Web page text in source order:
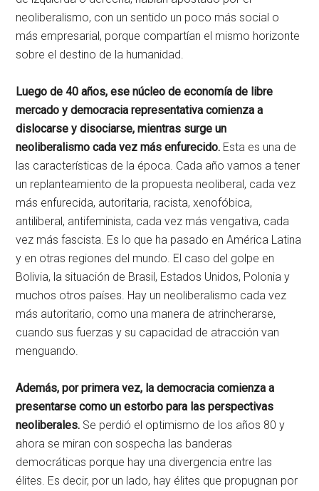
neoliberalismo, con un sentido un poco más social o
más empresarial, porque compartían el mismo horizonte
sobre el destino de la humanidad.
Luego de 40 años, ese núcleo de economía de libre
mercado y democracia representativa comienza a
dislocarse y disociarse, mientras surge un
neoliberalismo cada vez más enfurecido. Esta es una de
las características de la época. Cada año vamos a tener
un replanteamiento de la propuesta neoliberal, cada vez
más enfurecida, autoritaria, racista, xenofóbica,
antiliberal, antifeminista, cada vez más vengativa, cada
vez más fascista. Es lo que ha pasado en América Latina
y en otras regiones del mundo. El caso del golpe en
Bolivia, la situación de Brasil, Estados Unidos, Polonia y
muchos otros países. Hay un neoliberalismo cada vez
más autoritario, como una manera de atrincherarse,
cuando sus fuerzas y su capacidad de atracción van
menguando.
Además, por primera vez, la democracia comienza a
presentarse como un estorbo para las perspectivas
neoliberales. Se perdió el optimismo de los años 80 y
ahora se miran con sospecha las banderas
democráticas porque hay una divergencia entre las
élites. Es decir, por un lado, hay élites que propugnan por